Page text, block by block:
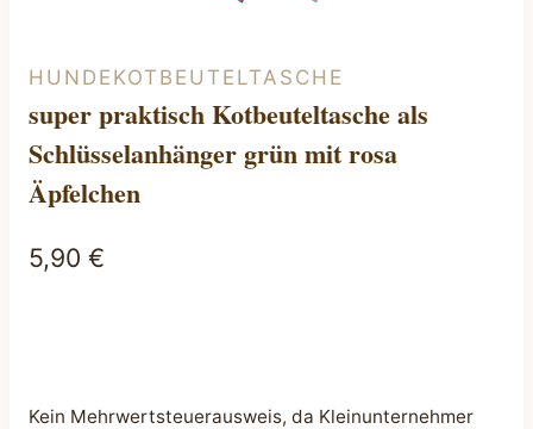
HUNDEKOTBEUTELTASCHE
super praktisch Kotbeuteltasche als
Schlüsselanhänger grün mit rosa
Äpfelchen
5,90 €
Kein Mehrwertsteuerausweis, da Kleinunternehmer